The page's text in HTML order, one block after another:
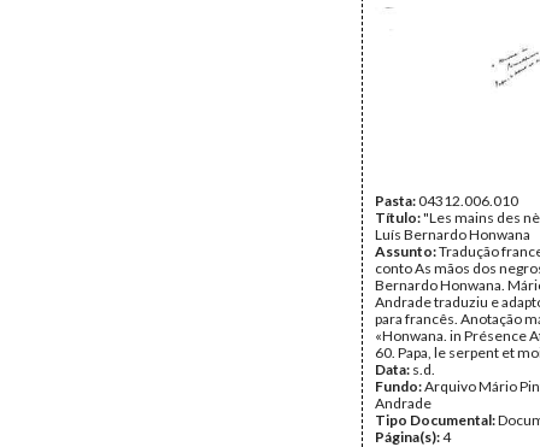
Pasta:04312.006.010
Título:"Les mains des
Luís Bernardo Honwana
Assunto:Tradução
conto As mãos dos
Bernardo Honwana.
Andrade traduziu e
para francês. Anotação
«Honwana. in Présence
60. Papa, le serpent et
Data: s.d.
Fundo:Arquivo Mário
Andrade
Tipo Documental:
Página(s):4